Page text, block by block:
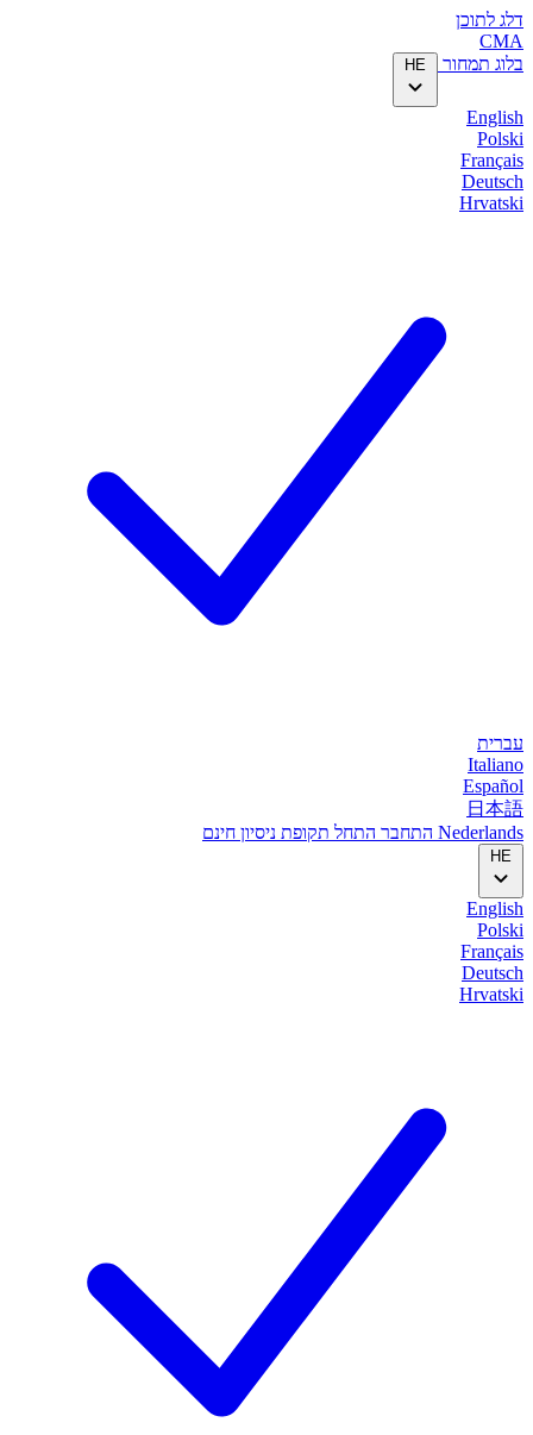
דלג לתוכן
CMA
בלוג תמחור HE
English
Polski
Français
Deutsch
Hrvatski
עברית
Italiano
Español
日本語
Nederlands התחבר התחל תקופת ניסיון חינם
HE
English
Polski
Français
Deutsch
Hrvatski